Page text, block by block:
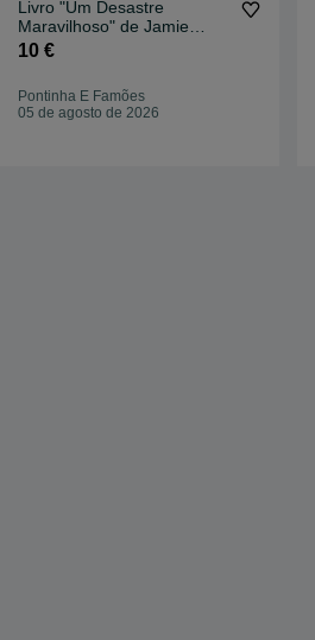
Livro "Um Desastre
Maravilhoso" de Jamie
McGuire
10 €
Pontinha E Famões
05 de agosto de 2026